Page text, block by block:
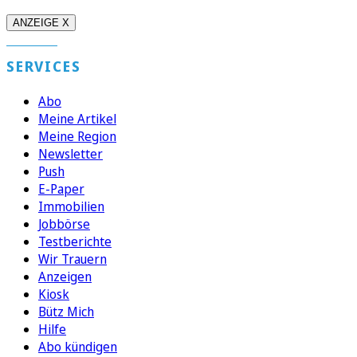
ANZEIGE X
SERVICES
Abo
Meine Artikel
Meine Region
Newsletter
Push
E-Paper
Immobilien
Jobbörse
Testberichte
Wir Trauern
Anzeigen
Kiosk
Bütz Mich
Hilfe
Abo kündigen